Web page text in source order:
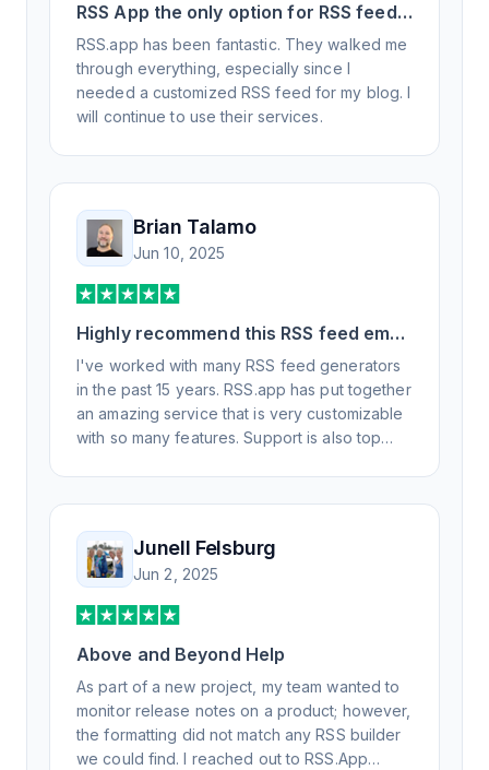
RSS App the only option for RSS feed
generation
RSS.app has been fantastic. They walked me
through everything, especially since I
needed a customized RSS feed for my blog. I
will continue to use their services.
Brian Talamo
Jun 10, 2025
Highly recommend this RSS feed email
/ widget generator service.
I've worked with many RSS feed generators
in the past 15 years. RSS.app has put together
an amazing service that is very customizable
with so many features. Support is also top
professionally. Highly recommend for all your
RSS feed needs. Our trucking news hub
website couldn't work without it. Thank you.
Junell Felsburg
Jun 2, 2025
Above and Beyond Help
As part of a new project, my team wanted to
monitor release notes on a product; however,
the formatting did not match any RSS builder
we could find. I reached out to RSS.App